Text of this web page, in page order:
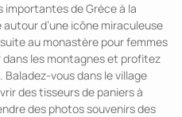
importantes de Grèce à la
d’une icône miraculeuse
au monastère pour femmes
les montagnes et profitez
Baladez-vous dans le village
des tisseurs de paniers à
des photos souvenirs des